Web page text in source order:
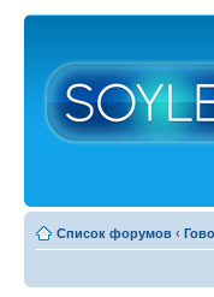
Список форумов ‹